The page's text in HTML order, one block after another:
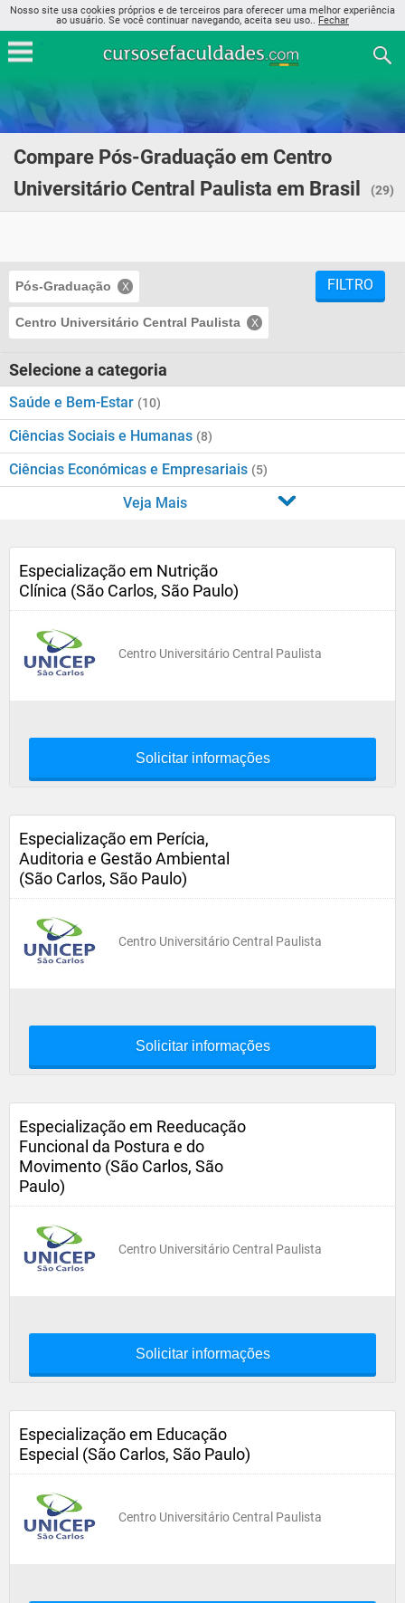
Nosso site usa cookies próprios e de terceiros para oferecer uma melhor experiência
ao usuário. Se você continuar navegando, aceita seu uso.. Fechar
Compare Pós-Graduação em Centro
Universitário Central Paulista em Brasil
(29)
Pós-Graduação
Centro Universitário Central Paulista
FILTRO
Selecione a categoria
Saúde e Bem-Estar (10)
Ciências Sociais e Humanas (8)
Ciências Económicas e Empresariais (5)
Veja Mais
Especialização em Nutrição
Clínica (São Carlos, São Paulo)
Centro Universitário Central Paulista
Solicitar informações
Especialização em Perícia,
Auditoria e Gestão Ambiental
(São Carlos, São Paulo)
Centro Universitário Central Paulista
Solicitar informações
Especialização em Reeducação
Funcional da Postura e do
Movimento (São Carlos, São
Paulo)
Centro Universitário Central Paulista
Solicitar informações
Especialização em Educação
Especial (São Carlos, São Paulo)
Centro Universitário Central Paulista